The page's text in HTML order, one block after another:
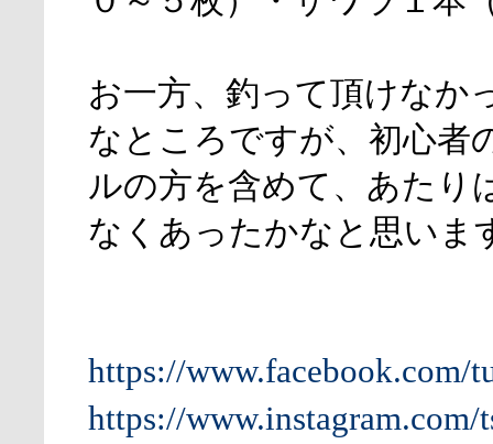
お一方、釣って頂けなか
なところですが、初心者
ルの方を含めて、あたり
なくあったかなと思いま
https://www.facebook.com/
https://www.instagram.com/